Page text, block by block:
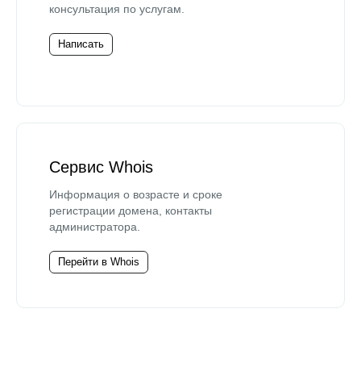
консультация по услугам.
Написать
Сервис Whois
Информация о возрасте и сроке
регистрации домена, контакты
администратора.
Перейти в Whois